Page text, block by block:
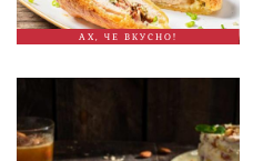
АХ, ЧЕ ВКУСНО!